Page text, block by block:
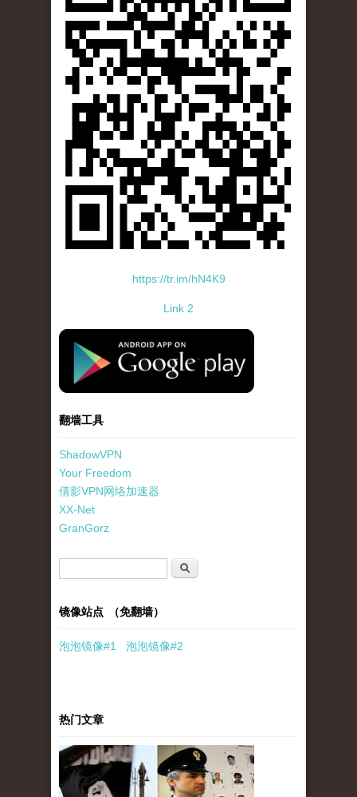
https://tr.im/hN4K9
Link 2
standard-icon-googleplay-app-store.png
翻墙工具
ShadowVPN
Your Freedom
倩影VPN网络加速器
XX-Net
GranGorz
搜索
镜像站点 （免翻墙）
泡泡镜像#1 泡泡镜像#2
热门文章